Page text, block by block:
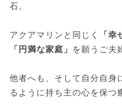
石。
アクアマリンと同じく 「
「円満な家庭」 を願うご夫
他者へも、そして自分自身
るように持ち主の心を保つ